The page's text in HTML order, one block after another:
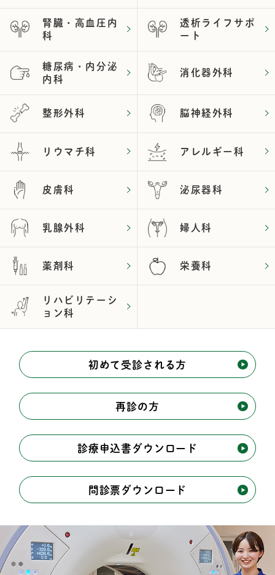
腎臓・高血圧内
科
透析ライフサポ
ート
糖尿病・内分泌
内科
消化器外科
整形外科 脳神経外科
リウマチ科 アレルギー科
皮膚科 泌尿器科
乳腺外科 婦人科
薬剤科 栄養科
リハビリテーシ
ョン科
初めて受診される方
再診の方
診療申込書ダウンロード
問診票ダウンロード